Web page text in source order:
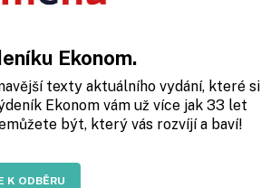
Ekonom.
texty aktuálního vydání, které si
Ekonom vám už více jak 33 let
být, který vás rozvíjí a baví!
K ODBĚRU